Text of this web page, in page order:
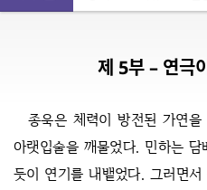
제 5부 – 연극
종욱은 체력이 방전된 가연
아랫입술을 깨물었다. 민하는
듯이 연기를 내뱉었다. 그러면